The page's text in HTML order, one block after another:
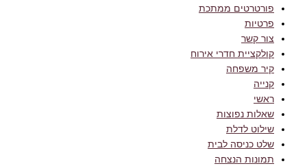
פורטרטים ממתכת
פרטיות
צור קשר
קולקציית חדרי אירוח
קיר משפחה
קנייה
ראשי
שאלות נפוצות
שילוט לדלת
שלט כניסה לבית
תמונות הנצחה